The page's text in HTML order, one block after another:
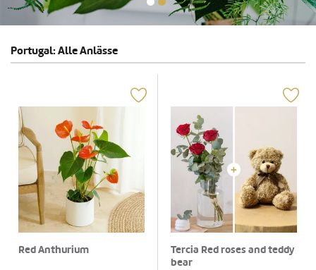
Portugal: Alle Anlässe
Red Anthurium
Tercia Red roses and teddy
bear